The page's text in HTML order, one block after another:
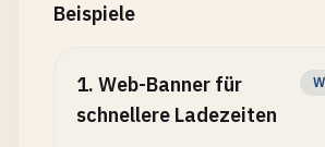
Beispiele
1. Web-Banner für
schnellere Ladezeiten